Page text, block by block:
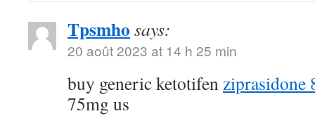
Tpsmho says:
20 août 2023 at 14 h 25 min
buy generic ketotifenziprasidone
75mg us